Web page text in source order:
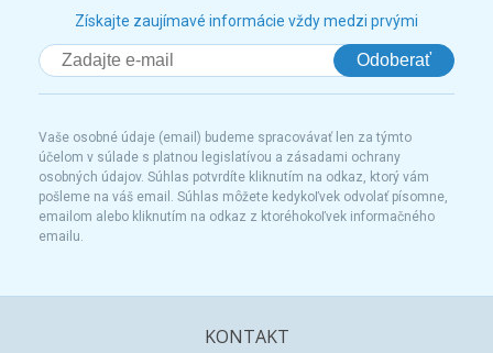
Získajte zaujímavé informácie vždy medzi prvými
Odoberať
Vaše osobné údaje (email) budeme spracovávať len za týmto
účelom v súlade s platnou legislatívou a zásadami ochrany
osobných údajov. Súhlas potvrdíte kliknutím na odkaz, ktorý vám
pošleme na váš email. Súhlas môžete kedykoľvek odvolať písomne,
emailom alebo kliknutím na odkaz z ktoréhokoľvek informačného
emailu.
KONTAKT